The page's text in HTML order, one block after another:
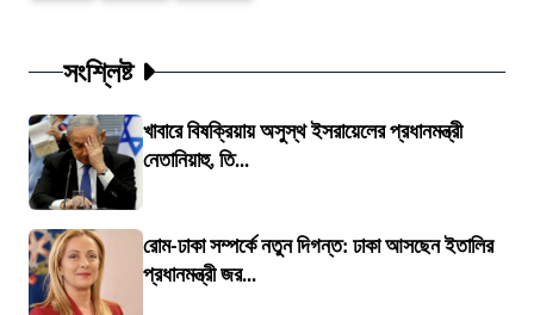
সংশ্লিষ্ট
খাবারে বিষক্রিয়ায় অসুস্থ ইসরায়েলের প্রধানমন্ত্রী
নেতানিয়াহু, তি...
রোম-ঢাকা সম্পর্কে নতুন দিগন্ত: ঢাকা আসছেন ইতালির
প্রধানমন্ত্রী জর...